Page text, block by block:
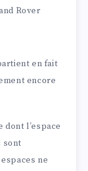
Rover
en fait
encore
dont l’espace
sont
ne